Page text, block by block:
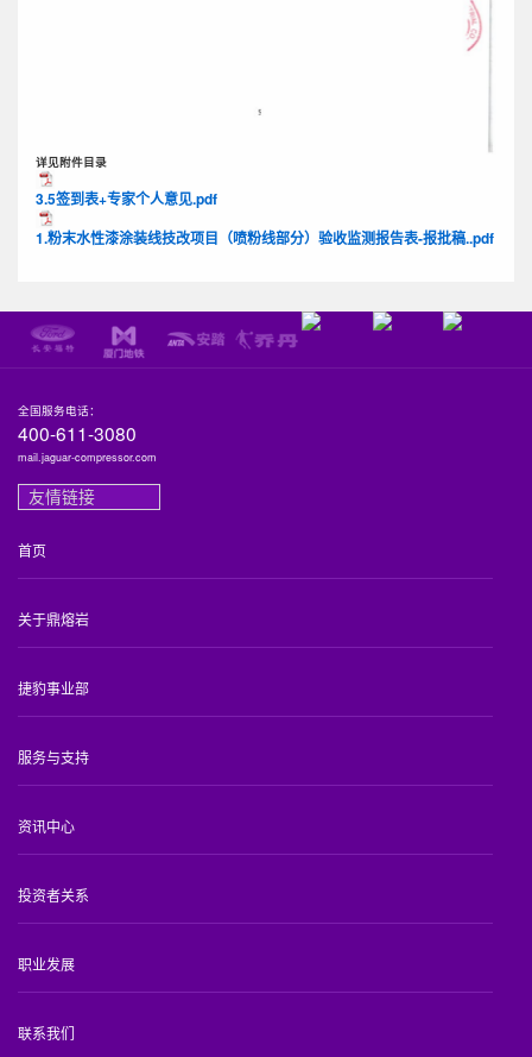
详见附件目录
3.5签到表+专家个人意见.pdf
1.粉末水性漆涂装线技改项目（喷粉线部分）验收监测报告表-报批稿..pdf
全国服务电话：
400-611-3080
mail.jaguar-compressor.com
友情链接
首页
关于鼎熔岩
捷豹事业部
服务与支持
资讯中心
投资者关系
职业发展
联系我们